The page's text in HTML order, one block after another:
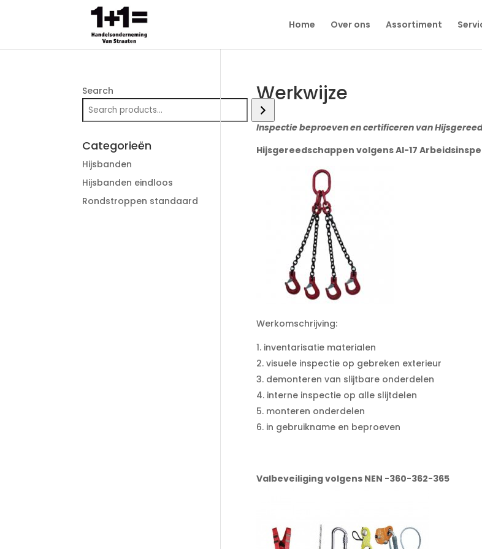
Home Over ons Assortiment
Werkwijze
Inspectie beproeven en certificeren van
Hijsgereedschappen volgens AI-17
Werkomschrijving:
inventarisatie materialen
visuele inspectie op gebreken exterieur
demonteren van slijtbare onderdelen
interne inspectie op alle slijtdelen
monteren onderdelen
in gebruikname en beproeven
Valbeveiliging volgens NEN -360-362-365
Search
Categorieën
Hijsbanden
Hijsbanden eindloos
Rondstroppen standaard